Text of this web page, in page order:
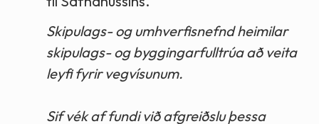
Skipulags- og umhverfisnefnd heimilar
skipulags- og byggingarfulltrúa að veita
leyfi fyrir vegvísunum.
Sif vék af fundi við afgreiðslu þessa